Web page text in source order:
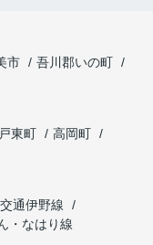
市
吾川郡いの町
東町
高岡町
通伊野線
・なはり線